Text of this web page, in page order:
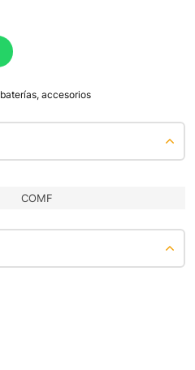
accesorios
COMF